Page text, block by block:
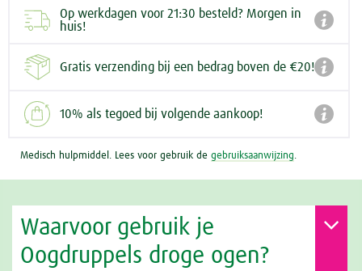
Op werkdagen voor 21:30 besteld? Morgen in
huis!

Gratis verzending bij een bedrag boven de €20!
10% als tegoed bij volgende aankoop! 
Medisch hulpmiddel. Lees voor gebruik de gebruiksaanwijzing.
Waarvoor gebruik je
Oogdruppels droge ogen?